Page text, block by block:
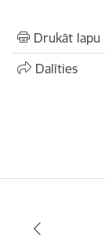
Drukāt lapu
Dalīties